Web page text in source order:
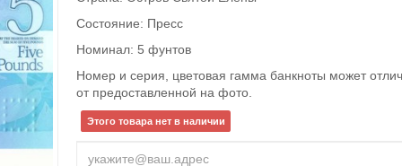
Состояние: Пресс
Номинал: 5 фунтов
Номер и серия, цветовая гамма банкноты может
от предоставленной на фото.
Этого товара нет в наличии